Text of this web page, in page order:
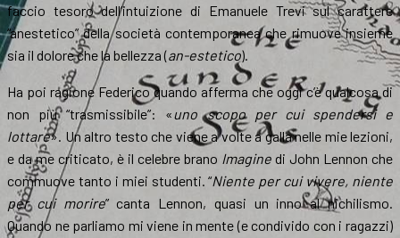
faccio tesoro dell’intuizione di Emanuele Trevi sul carattere
“anestetico” della società contemporanea che rimuove insieme
sia il dolore che la bellezza (an-estetico).
Ha poi ragione Federico quando afferma che oggi c’è qualcosa di
non più “trasmissibile”: «uno scopo per cui spendersi e
lottare». Un altro testo che viene a volte a galla nelle mie lezioni,
e da me criticato, è il celebre brano Imagine di John Lennon che
commuove tanto i miei studenti. “Niente per cui vivere, niente
per cui morire” canta Lennon, quasi un inno al nichilismo.
Quando ne parliamo mi viene in mente (e condivido con i ragazzi)